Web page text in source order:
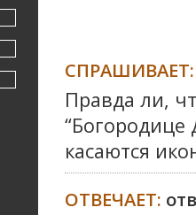
СПРАШИВАЕТ:
Правда ли,
“Богородице
касаются
ОТВЕЧАЕТ: